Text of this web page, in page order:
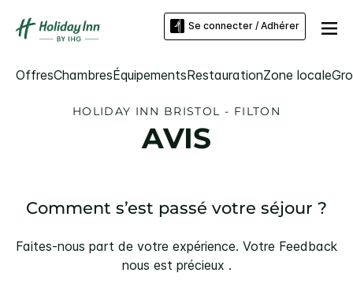
Se connecter / Adhérer
OffresChambresÉquipementsRestaurationZone locale
HOLIDAY INN BRISTOL - FILTON
AVIS
Comment s’est passé votre séjour ?
Faites-nous part de votre expérience. Votre Feedback
nous est précieux .